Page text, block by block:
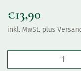
€13,90
inkl. MwSt. plus
MORII - The Garden